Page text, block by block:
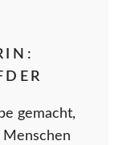
gemacht,
Menschen